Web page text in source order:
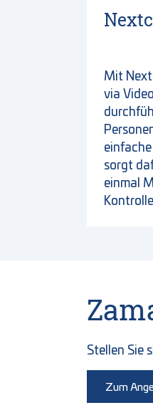
Mit
via
sorgt
einmal
Stellen Sie
Zum